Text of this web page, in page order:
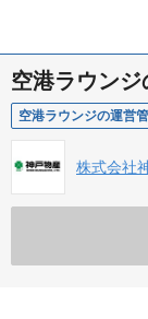
空港ラウンジ
空港ラウンジの運営
株式会社